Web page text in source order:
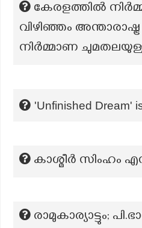
കേരളത്തിൽ
വിഴിഞ്ഞം
നിർമ്മാണ
'Unfinished Dream'
കാശ്മീർ സിംഹം
രാമുകാര്യാട്ടും;